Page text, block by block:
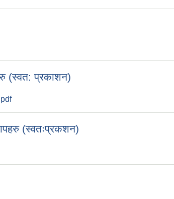
(स्वत: प्रकाशन)
(स्वतःप्रकशन)